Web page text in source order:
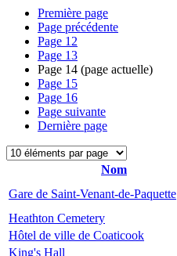
Première page
Page précédente
Page 12
Page 13
Page 14 (page actuelle)
Page 15
Page 16
Page suivante
Dernière page
Nom
Gare de Saint-Venant-de-Paquette
Heathton Cemetery
Hôtel de ville de Coaticook
King's Hall